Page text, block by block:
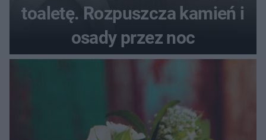
toaletę. Rozpuszcza kamień i
osady przez noc